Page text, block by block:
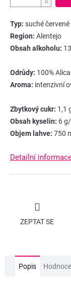
Typ: suché
Region: Alentejo
Obsah alkoholu:
Odrůdy: 100%
Aroma: intenzivní
Zbytkový cukr: 1,1
Obsah kyselin: 6 g/l
Objem lahve: 750
Detailní
ZEPTAT SE
Popis